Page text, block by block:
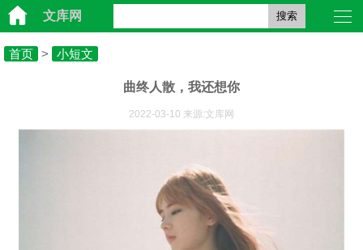
文库网 搜索
首页 > 小短文
曲终人散，我还想你
2022-03-10 来源:文库网